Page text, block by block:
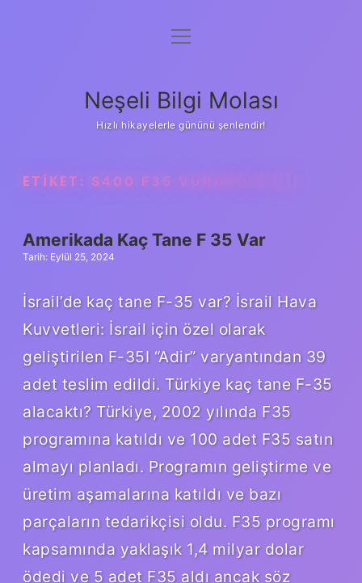
Anasayfa
Yasal Uyarı
menüyü
Neşeli Bilgi Molası
Hızlı hikayelerle gününü şenlendir!
ETIKET: S400 F35 VURABILIR MI
Amerikada Kaç Tane F 35 Var
Tarih: Eylül 25, 2024
İsrail’de kaç tane F-35 var? İsrail Hava
Kuvvetleri: İsrail için özel olarak
geliştirilen F-35I “Adir” varyantından 39
adet teslim edildi. Türkiye kaç tane F-35
alacaktı? Türkiye, 2002 yılında F35
programına katıldı ve 100 adet F35 satın
almayı planladı. Programın geliştirme ve
üretim aşamalarına katıldı ve bazı
parçaların tedarikçisi oldu. F35 programı
kapsamında yaklaşık 1,4 milyar dolar
ödedi ve 5 adet F35 aldı ancak söz